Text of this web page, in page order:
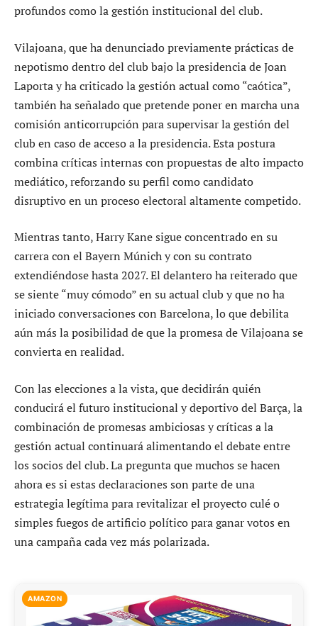
profundos como la gestión institucional del club.
Vilajoana, que ha denunciado previamente prácticas de
nepotismo dentro del club bajo la presidencia de Joan
Laporta y ha criticado la gestión actual como “caótica”,
también ha señalado que pretende poner en marcha una
comisión anticorrupción para supervisar la gestión del
club en caso de acceso a la presidencia. Esta postura
combina críticas internas con propuestas de alto impacto
mediático, reforzando su perfil como candidato
disruptivo en un proceso electoral altamente competido.
Mientras tanto, Harry Kane sigue concentrado en su
carrera con el Bayern Múnich y con su contrato
extendiéndose hasta 2027. El delantero ha reiterado que
se siente “muy cómodo” en su actual club y que no ha
iniciado conversaciones con Barcelona, lo que debilita
aún más la posibilidad de que la promesa de Vilajoana se
convierta en realidad.
Con las elecciones a la vista, que decidirán quién
conducirá el futuro institucional y deportivo del Barça, la
combinación de promesas ambiciosas y críticas a la
gestión actual continuará alimentando el debate entre
los socios del club. La pregunta que muchos se hacen
ahora es si estas declaraciones son parte de una
estrategia legítima para revitalizar el proyecto culé o
simples fuegos de artificio político para ganar votos en
una campaña cada vez más polarizada.
AMAZON